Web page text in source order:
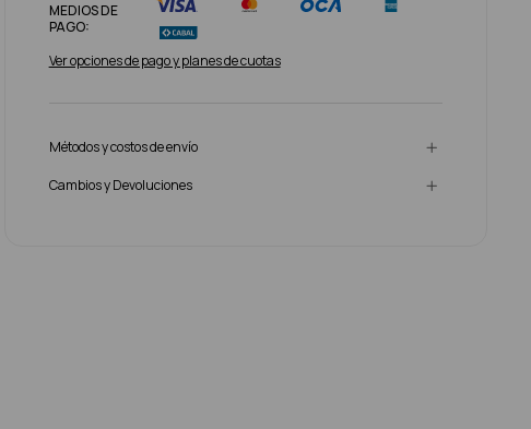
MEDIOS DE
PAGO:
Ver opciones de pago y planes de cuotas
Métodos y costos de envío
Cambios y Devoluciones